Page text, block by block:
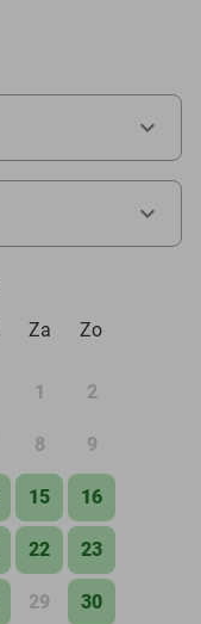
Za Zo
1 2
8 9
15 16
22 23
29 30